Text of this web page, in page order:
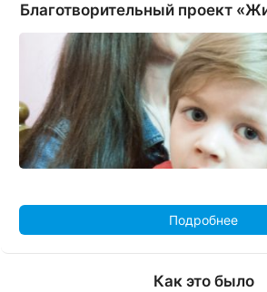
Благотворительный проект
Подробнее
Как это было